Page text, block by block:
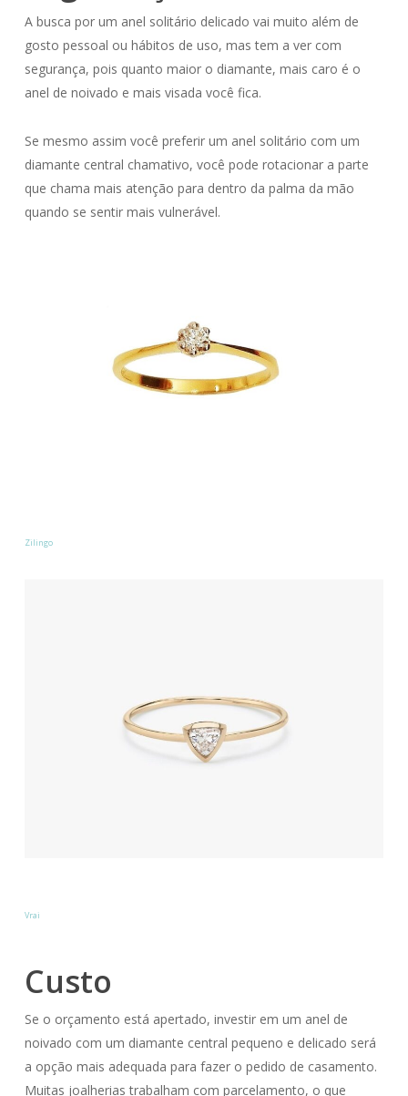
A busca por um anel solitário delicado vai muito além de
gosto pessoal ou hábitos de uso, mas tem a ver com
segurança, pois quanto maior o diamante, mais caro é o
anel de noivado e mais visada você fica.
Se mesmo assim você preferir um anel solitário com um
diamante central chamativo, você pode rotacionar a parte
que chama mais atenção para dentro da palma da mão
quando se sentir mais vulnerável.
Zilingo
Vrai
Custo
Se o orçamento está apertado, investir em um anel de
noivado com um diamante central pequeno e delicado será
a opção mais adequada para fazer o pedido de casamento.
Muitas joalherias trabalham com parcelamento, o que